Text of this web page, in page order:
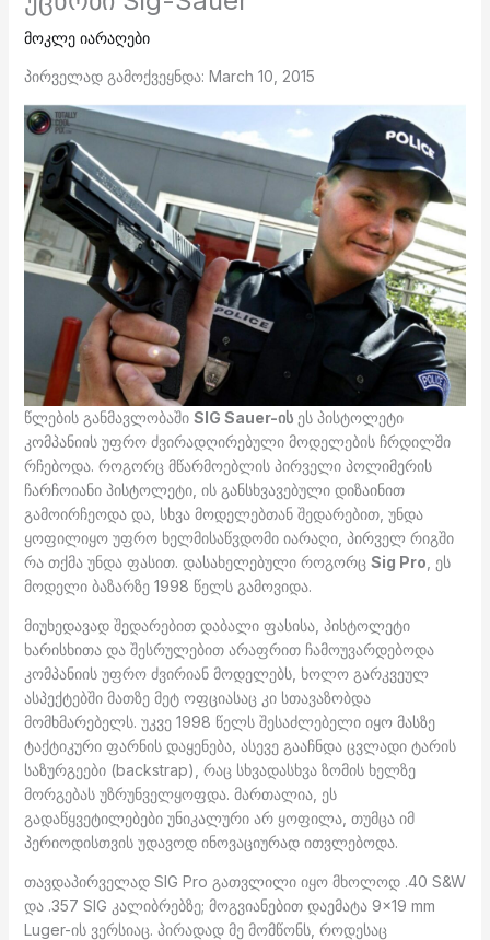
მოკლე იარაღები
პირველად გამოქვეყნდა: March 10, 2015
წლების განმავლობაში SIG Sauer-ისეს პისტოლეტი
კომპანიის უფრო ძვირადღირებული მოდელების ჩრდილში
რჩებოდა. როგორც მწარმოებლის პირველი პოლიმერის
ჩარჩოიანი პისტოლეტი, ის განსხვავებული დიზაინით
გამოირჩეოდა და, სხვა მოდელებთან შედარებით, უნდა
ყოფილიყო უფრო ხელმისაწვდომი იარაღი, პირველ რიგში
რა თქმა უნდა ფასით. დასახელებული როგორც Sig Pro , ეს
მოდელი ბაზარზე 1998 წელს გამოვიდა.
მიუხედავად შედარებით დაბალი ფასისა, პისტოლეტი
ხარისხითა და შესრულებით არაფრით ჩამოუვარდებოდა
კომპანიის უფრო ძვირიან მოდელებს, ხოლო გარკვეულ
ასპექტებში მათზე მეტ ოფციასაც კი სთავაზობდა
მომხმარებელს. უკვე 1998 წელს შესაძლებელი იყო მასზე
ტაქტიკური ფარნის დაყენება, ასევე გააჩნდა ცვლადი ტარის
საზურგეები (backstrap), რაც სხვადასხვა ზომის ხელზე
მორგებას უზრუნველყოფდა. მართალია, ეს
გადაწყვეტილებები უნიკალური არ ყოფილა, თუმცა იმ
პერიოდისთვის უდავოდ ინოვაციურად ითვლებოდა.
თავდაპირველად SIG Pro გათვლილი იყო მხოლოდ .40 S&W
და .357 SIG კალიბრებზე; მოგვიანებით დაემატა 9×19 mm
Luger-ის ვერსიაც. პირადად მე მომწონს, როდესაც